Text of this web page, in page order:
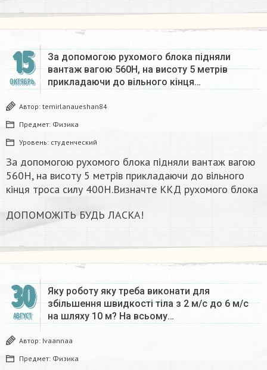
15
ОКТЯБРЬ
За допомогою рухомого блока підняли
вантаж вагою 560H, на висоту 5 метрів
прикладаючи до вільного кінця…
Автор: temirlanaueshan84
Предмет: Физика
Уровень: студенческий
За допомогою рухомого блока підняли вантаж вагою
560H, на висоту 5 метрів прикладаючи до вільного
кінця троса силу 400H.Визначте ККД рухомого блока
ДОПОМОЖІТЬ БУДЬ ЛАСКА!
30
АВГУСТ
Яку роботу яку треба виконати для
збільшення швидкості тіла з 2 м/с до 6 м/с
на шляху 10 м? На всьому…
Автор: Ivaannaa
Предмет: Физика